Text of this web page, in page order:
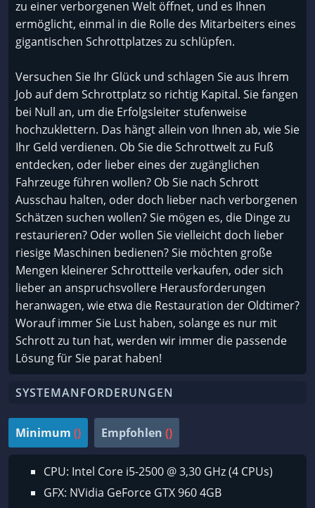
zu einer verborgenen Welt öffnet, und es Ihnen
ermöglicht, einmal in die Rolle des Mitarbeiters eines
gigantischen Schrottplatzes zu schlüpfen.
Versuchen Sie Ihr Glück und schlagen Sie aus Ihrem
Job auf dem Schrottplatz so richtig Kapital. Sie fangen
bei Null an, um die Erfolgsleiter stufenweise
hochzuklettern. Das hängt allein von Ihnen ab, wie Sie
Ihr Geld verdienen. Ob Sie die Schrottwelt zu Fuß
entdecken, oder lieber eines der zugänglichen
Fahrzeuge führen wollen? Ob Sie nach Schrott
Ausschau halten, oder doch lieber nach verborgenen
Schätzen suchen wollen? Sie mögen es, die Dinge zu
restaurieren? Oder wollen Sie vielleicht doch lieber
riesige Maschinen bedienen? Sie möchten große
Mengen kleinerer Schrottteile verkaufen, oder sich
lieber an anspruchsvollere Herausforderungen
heranwagen, wie etwa die Restauration der Oldtimer?
Worauf immer Sie Lust haben, solange es nur mit
Schrott zu tun hat, werden wir immer die passende
Lösung für Sie parat haben!
SYSTEMANFORDERUNGEN
Minimum () Empfohlen ()
CPU: Intel Core i5-2500 @ 3,30 GHz (4 CPUs)
GFX: NVidia GeForce GTX 960 4GB